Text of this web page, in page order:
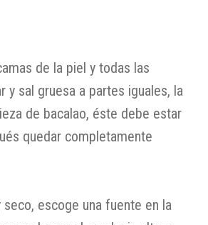
de la piel y todas las
y sal gruesa a partes iguales, la
de bacalao, éste debe estar
quedar completamente
escoge una fuente en la